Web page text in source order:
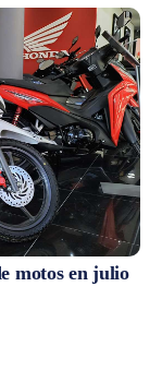
motos en julio